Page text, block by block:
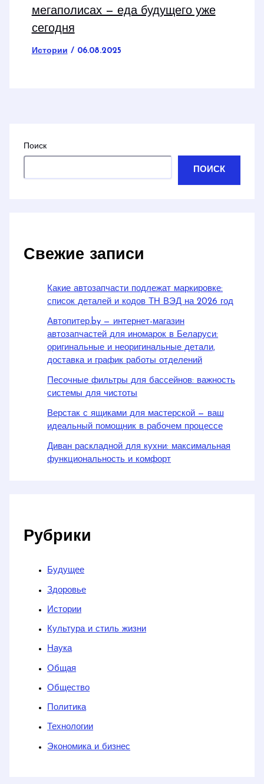
мегаполисах — еда будущего уже
сегодня
Истории / 06.08.2025
Поиск
ПОИСК
Свежие записи
Какие автозапчасти подлежат маркировке:
список деталей и кодов ТН ВЭД на 2026 год
Автопитер.by — интернет-магазин
автозапчастей для иномарок в Беларуси:
оригинальные и неоригинальные детали,
доставка и график работы отделений
Песочные фильтры для бассейнов: важность
системы для чистоты
Верстак с ящиками для мастерской — ваш
идеальный помощник в рабочем процессе
Диван раскладной для кухни: максимальная
функциональность и комфорт
Рубрики
Будущее
Здоровье
Истории
Культура и стиль жизни
Наука
Общая
Общество
Политика
Технологии
Экономика и бизнес